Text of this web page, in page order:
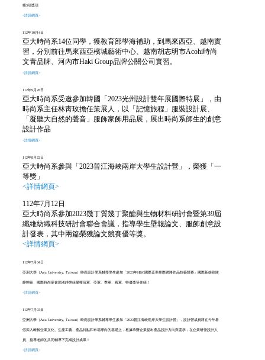
獲3項獎項
<詳請網頁>
112年10月4日
亞大時尚系14位同學，獲教育部學海補助，到馬來西亞、越南實
習，分別前往馬來西亞檳城藝術中心、越南胡志明市Acohi時尚
文青品牌、河內市Haki Group品牌公關公司實習。
<詳請網頁>
112年9月28日
亞大時尚系受邀參加韓國「2023光州設計雙年展國際特展」，由
時尚系主任林靑玫擔任策展人，以「記憶旅程」服裝設計展、
「凝聽大自然的聲音」服飾家飾用品展，展出時尚系師生的創意
設計作品
<詳情網頁>
112年8月22日
亞大時尚系參與「2023晉江海峽兩岸大學生設計營」，榮獲「一
等獎」
<詳情網頁>
112年7月12日
亞大時尚系參加2023幾丁質幾丁聚醣與生物材料研討會暨第39屆
纖維紡織科技研討會聯合會議，指導學生壁報論文、服飾創意設
計發表，其中兩篇榮獲論文競賽優等獎。
<詳情網頁>
112年7月04日
亞洲大學（Asia University, Taiwan）時尚設計學系輔導學生參加「2023年HBC國際盃美業際網路作品技藝競賽」國際新娘彩妝
靜態組、國際時尚宴會彩妝靜態組榮獲冠軍、亞軍、季軍、殿軍、特優獎等佳績！
<詳請網頁>
112年7月03日
亞洲大學（Asia University, Taiwan）時尚設計學系輔導學生參加「2023晉江海峽兩岸大學生設計營 」 設計營成員將在今年暑
假深入瞭解企業文化、生產工藝、產品特點和市場導向的基礎上，根據承辦企業提出產品設計方向與需求，在企業研發設計人
員、指導老師的共同輔導下完成設計成果！
<詳請網頁>